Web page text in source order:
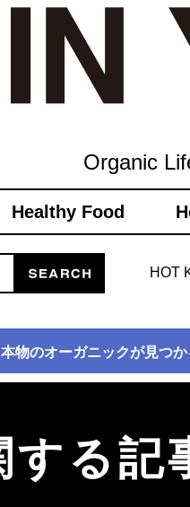
Organic
Healthy Food
HOT
本物のオーガニックが見つ
する記